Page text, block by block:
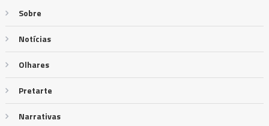
Sobre
Notícias
Olhares
Pretarte
Narrativas